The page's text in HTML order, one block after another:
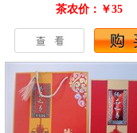
茶农价：￥35